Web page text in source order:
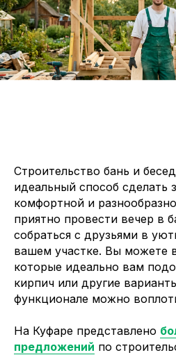
Строительство бань и
идеальный способ сделать
комфортной и
приятно провести вечер в
собраться с друзьями в
вашем участке. Вы можете
которые идеально вам
кирпич или другие
функционале можно
На Куфаре представлено
предложений по